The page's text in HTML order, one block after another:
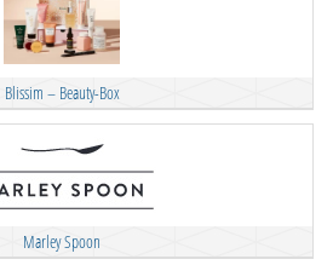
Blissim – Beauty-Box
Marley Spoon